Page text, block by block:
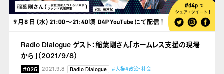
Radio Dialogue ゲスト：稲葉剛さん「ホームレス支援の現場
から」（2021/9/8）
#025 2021.9.8 Radio Dialogue #人権#政治・社会